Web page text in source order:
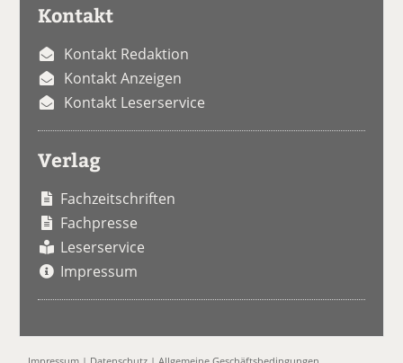
Kontakt
Kontakt Redaktion
Kontakt Anzeigen
Kontakt Leserservice
Verlag
Fachzeitschriften
Fachpresse
Leserservice
Impressum